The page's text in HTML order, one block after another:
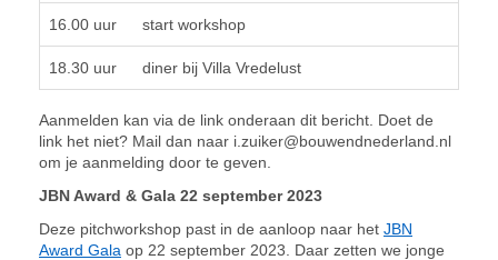
16.00 uur start workshop
18.30 uur diner bij Villa Vredelust
Aanmelden kan via de link onderaan dit bericht. Doet de
link het niet? Mail dan naar i.zuiker@bouwendnederland.nl
om je aanmelding door te geven.
JBN Award & Gala 22 september 2023
Deze pitchworkshop past in de aanloop naar het JBN
Award Gala op 22 september 2023. Daar zetten we jonge